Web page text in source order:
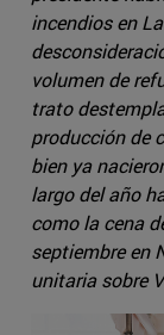
incendios en
volumen de
trato
producción de
bien ya
largo del año
como la cena
septiembre en
unitaria sobre